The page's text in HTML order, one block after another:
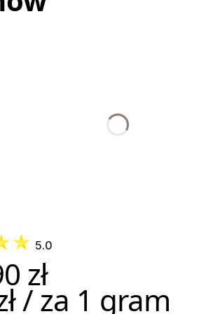
blond #8
5.0
zł
/ za 1 gram